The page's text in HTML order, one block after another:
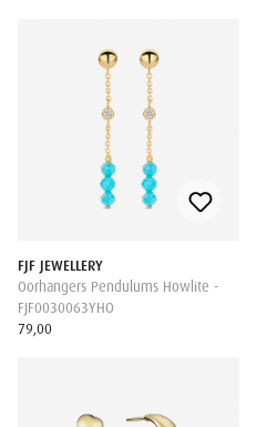
FJF JEWELLERY
Oorhangers Pendulums Howlite -
FJF0030063YHO
79,00